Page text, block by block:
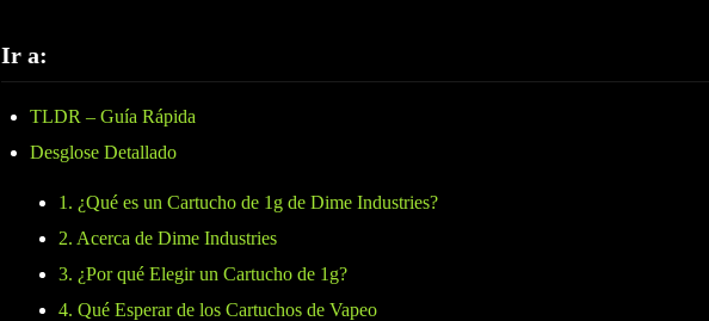
Ir a:
TLDR – Guía Rápida
Desglose Detallado
1. ¿Qué es un Cartucho de 1g de Dime Industries?
2. Acerca de Dime Industries
3. ¿Por qué Elegir un Cartucho de 1g?
4. Qué Esperar de los Cartuchos de Vapeo